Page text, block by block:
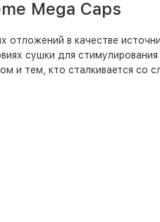
Mega Caps
в качестве
сушки для
и тем, кто сталкивается со